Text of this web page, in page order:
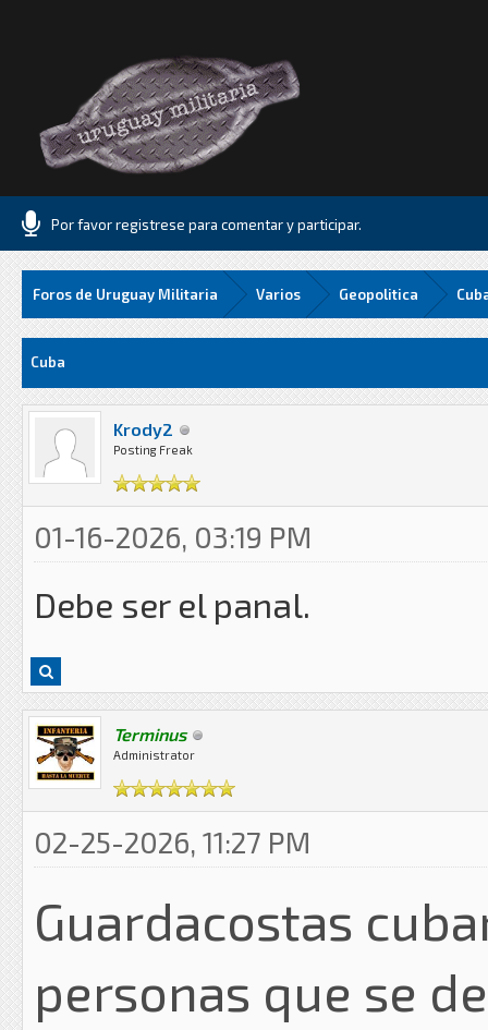
Por favor registrese para comentar y participar.
Foros de Uruguay Militaria Varios Geopolitica
Cuba
Krody2
Posting Freak
01-16-2026, 03:19 PM
Debe ser el panal.
Terminus
Administrator
02-25-2026, 11:27 PM
Guardacostas
personas que se